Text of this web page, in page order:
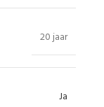
20 jaar
Ja